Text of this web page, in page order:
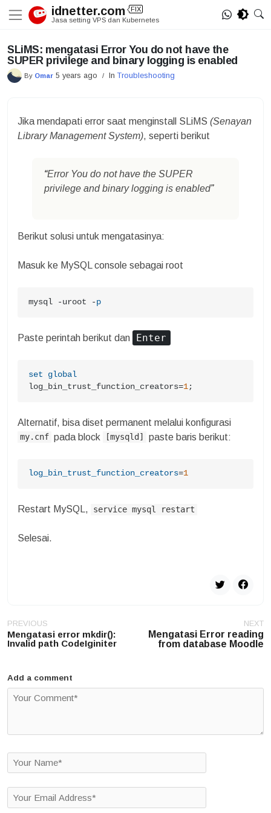
idnetter.com FIX
Jasa setting VPS dan Kubernetes
SLiMS: mengatasi Error You do not have the
SUPER privilege and binary logging is enabled
By Omar 5 years ago / InTroubleshooting
Jika mendapati error saat menginstall SLiMS (Senayan
Library Management System), seperti berikut
Error You do not have the SUPER
privilege and binary logging is enabled
Berikut solusi untuk mengatasinya:
Masuk ke MySQL console sebagai root
mysql -uroot - p
Paste perintah berikut dan Enter
set
global
log_bin_trust_function_creators=1;
Alternatif, bisa diset permanent melalui konfigurasi
my.cnf pada block [mysqld] paste baris berikut:
log_bin_trust_function_creators=1
Restart MySQL, service mysql restart
Selesai.
Post
navigation
PREVIOUS
Mengatasi error mkdir():
Invalid path CodeIginiter
NEXT
Mengatasi Error reading
from database Moodle
Add a comment